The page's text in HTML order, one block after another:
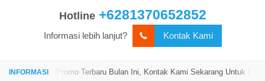
Hotline +6281370652852
Informasi lebih lanjut? Kontak Kami
Kami! Promo Terbaru Bulan Ini, Kontak Kami Sekarang Untuk